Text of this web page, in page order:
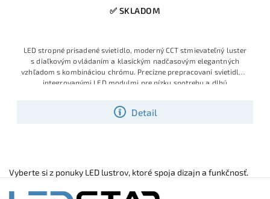
✅ SKLADOM
Detail
LED stropné prisadené svietidlo, moderný CCT stmievateľný luster
s diaľkovým ovládaním a klasickým nadčasovým elegantných
vzhľadom s kombináciou chrómu. Precízne prepracovaní svietidlo s
integrovanými LED modulmi pre nízku spotrebu a dlhú
Vyberte si z ponuky LED lustrov, ktoré spoja dizajn a funkčnosť.